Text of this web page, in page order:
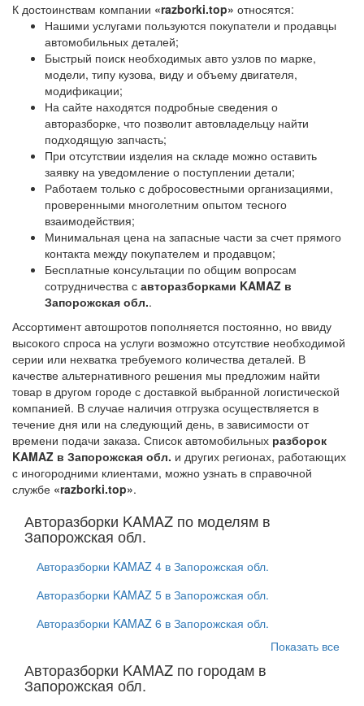
К достоинствам компании «razborki.top» относятся:
Нашими услугами пользуются покупатели и продавцы
автомобильных деталей;
Быстрый поиск необходимых авто узлов по марке,
модели, типу кузова, виду и объему двигателя,
модификации;
На сайте находятся подробные сведения о
авторазборке, что позволит автовладельцу найти
подходящую запчасть;
При отсутствии изделия на складе можно оставить
заявку на уведомление о поступлении детали;
Работаем только с добросовестными организациями,
проверенными многолетним опытом тесного
взаимодействия;
Минимальная цена на запасные части за счет прямого
контакта между покупателем и продавцом;
Бесплатные консультации по общим вопросам
сотрудничества с авторазборками KAMAZ в
Запорожская обл..
Ассортимент автошротов пополняется постоянно, но ввиду
высокого спроса на услуги возможно отсутствие необходимой
серии или нехватка требуемого количества деталей. В
качестве альтернативного решения мы предложим найти
товар в другом городе с доставкой выбранной логистической
компанией. В случае наличия отгрузка осуществляется в
течение дня или на следующий день, в зависимости от
времени подачи заказа. Список автомобильных разборок
KAMAZ в Запорожская обл. и других регионах, работающих
с иногородними клиентами, можно узнать в справочной
службе «razborki.top».
Авторазборки KAMAZ по моделям в
Запорожская обл.
Авторазборки KAMAZ 4 в Запорожская обл.
Авторазборки KAMAZ 5 в Запорожская обл.
Авторазборки KAMAZ 6 в Запорожская обл.
Показать все
Авторазборки KAMAZ по городам в
Запорожская обл.